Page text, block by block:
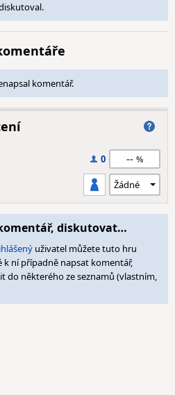
komentář.
0 --
diskutovat…
uživatel můžete tuto hru
ní případně napsat komentář,
do některého ze seznamů (vlastním,